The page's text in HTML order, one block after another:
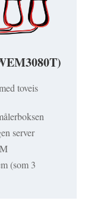
toveis
server
(som 3